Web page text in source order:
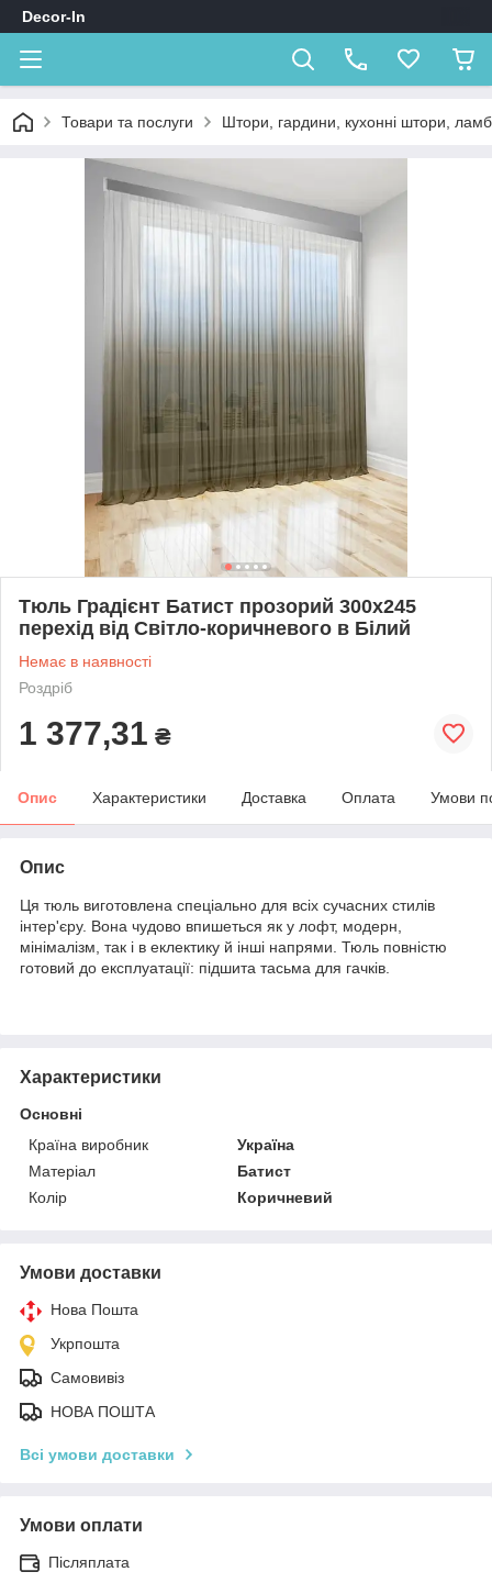
Decor-In
Товари та послуги Штори, гардини, кухонні штори,
Тюль Градієнт Батист прозорий 300х245
перехід від Світло-коричневого в Білий
Немає в наявності
Роздріб
1 377,31 ₴
Опис Характеристики Доставка Оплата Умови
Опис
Ця тюль виготовлена спеціально для всіх сучасних стилів
інтер'єру. Вона чудово впишеться як у лофт, модерн,
мінімалізм, так і в еклектику й інші напрями. Тюль повністю
готовий до експлуатації: підшита тасьма для гачків.
Характеристики
Основні
Країна виробник
Україна
Матеріал
Батист
Колір
Коричневий
Умови доставки
Нова Пошта
Укрпошта
Самовивіз
НОВА ПОШТА
Всі умови доставки
Умови оплати
Післяплата